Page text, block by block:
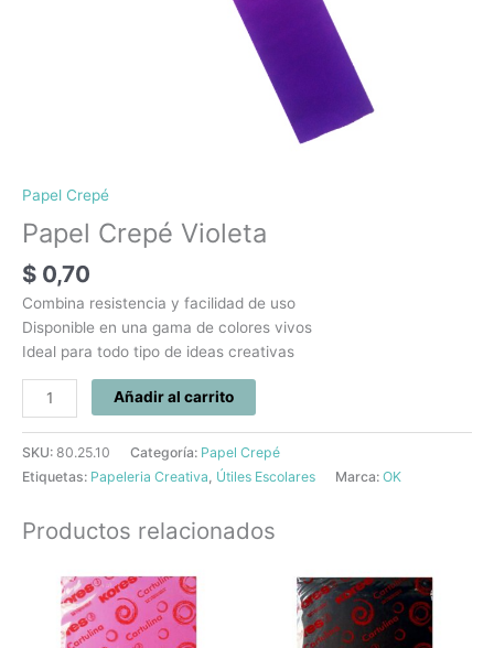
Papel Crepé
Papel Crepé Violeta
$ 0,70
Combina resistencia y facilidad de uso
Disponible en una gama de colores vivos
Ideal para todo tipo de ideas creativas
Añadir al carrito
SKU: 80.25.10 Categoría: Papel Crepé
Etiquetas: Papeleria Creativa Útiles Escolares Marca: OK
Productos relacionados